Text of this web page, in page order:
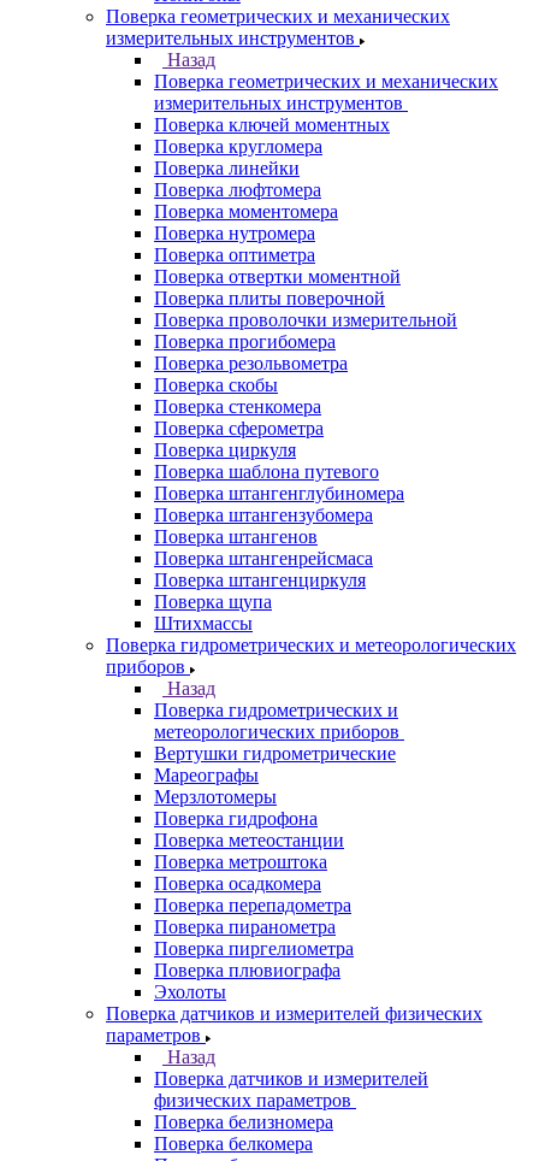
Поверка геометрических и механических
измерительных инструментов
Назад
Поверка геометрических и механических
измерительных инструментов
Поверка ключей моментных
Поверка кругломера
Поверка линейки
Поверка люфтомера
Поверка моментомера
Поверка нутромера
Поверка оптиметра
Поверка отвертки моментной
Поверка плиты поверочной
Поверка проволочки измерительной
Поверка прогибомера
Поверка резольвометра
Поверка скобы
Поверка стенкомера
Поверка сферометра
Поверка циркуля
Поверка шаблона путевого
Поверка штангенглубиномера
Поверка штангензубомера
Поверка штангенов
Поверка штангенрейсмаса
Поверка штангенциркуля
Поверка щупа
Штихмассы
Поверка гидрометрических и метеорологических
приборов
Назад
Поверка гидрометрических и
метеорологических приборов
Вертушки гидрометрические
Мареографы
Мерзлотомеры
Поверка гидрофона
Поверка метеостанции
Поверка метроштока
Поверка осадкомера
Поверка перепадометра
Поверка пиранометра
Поверка пиргелиометра
Поверка плювиографа
Эхолоты
Поверка датчиков и измерителей физических
параметров
Назад
Поверка датчиков и измерителей
физических параметров
Поверка белизномера
Поверка белкомера